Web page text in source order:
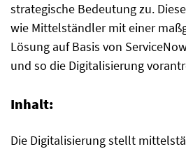
strategische Bedeutung zu.
wie Mittelständler mit einer
Lösung auf Basis von
und so die Digitalisierung
Inhalt:
Die Digitalisierung stellt